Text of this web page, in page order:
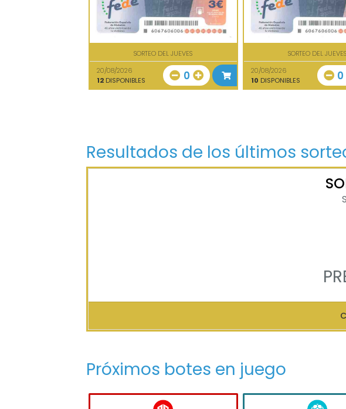
SORTEO DEL JUEVES
20/08/2026
12 DISPONIBLES 0
SORTEO DEL JUEVES
20/08/2026
10 DISPONIBLES 0
Resultados de los últimos
Próximos botes en juego